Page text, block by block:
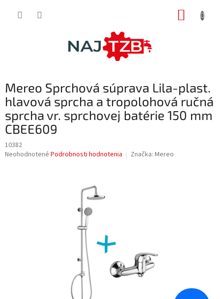
Mereo Sprchová súprava Lila-plast.
hlavová sprcha a tropolohová ručná
sprcha vr. sprchovej batérie 150 mm
CBEE609
10382
Priemerné
Neohodnotené Podrobnosti hodnotenia Značka: Mereo